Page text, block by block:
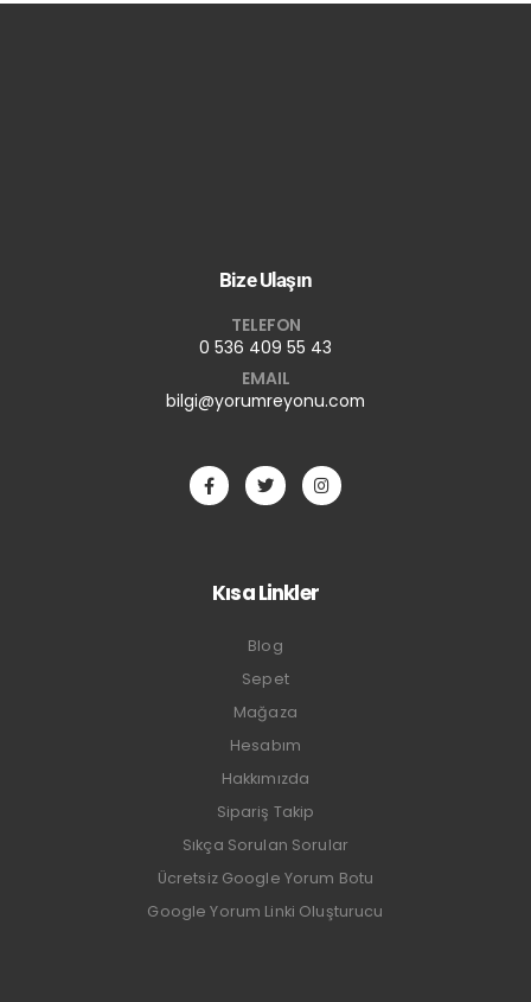
Bize Ulaşın
TELEFON
0 536 409 55 43
EMAIL
bilgi@yorumreyonu.com
Kısa Linkler
Blog
Sepet
Mağaza
Hesabım
Hakkımızda
Sipariş Takip
Sıkça Sorulan Sorular
Ücretsiz Google Yorum Botu
Google Yorum Linki Oluşturucu